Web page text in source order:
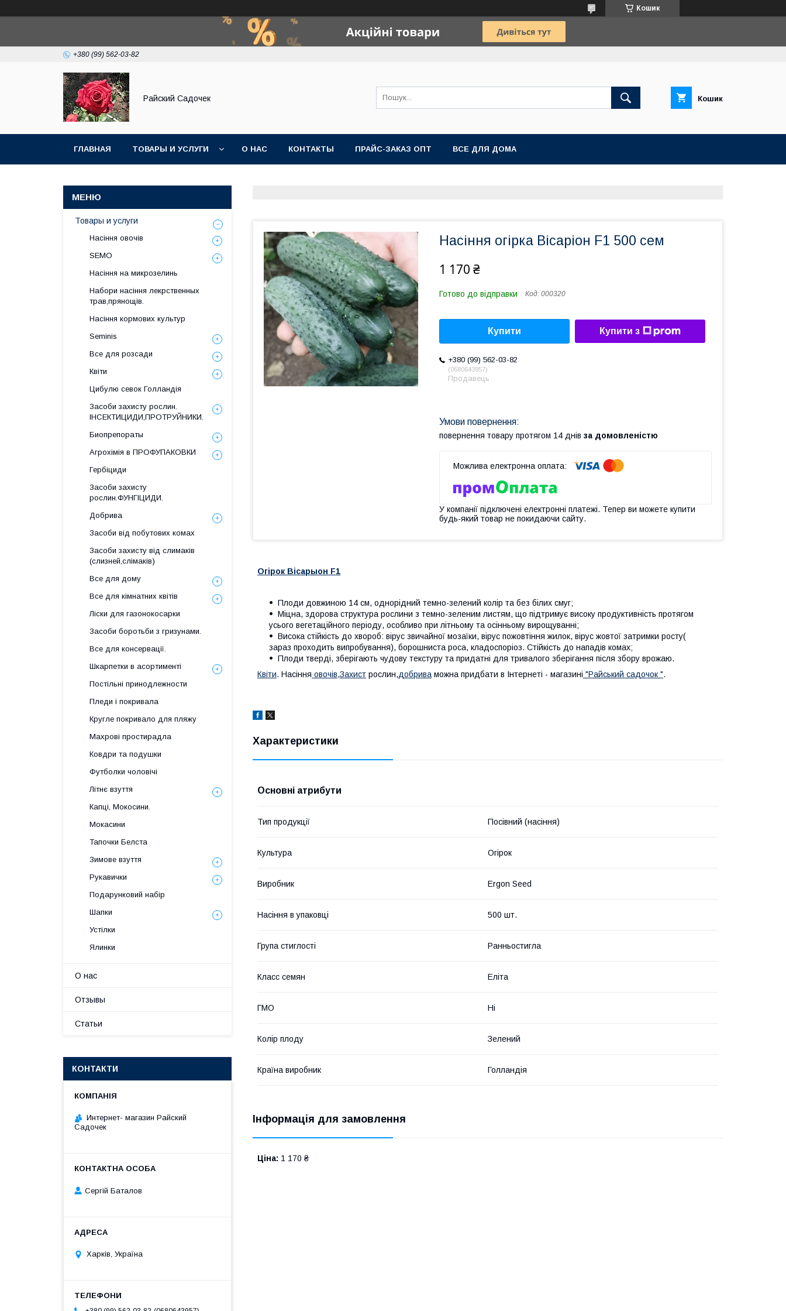
Кошик
+380 (99) 562-03-82
Райский Садочек Кошик
ГЛАВНАЯ ТОВАРЫ И УСЛУГИ О НАС КОНТАКТЫ ПРАЙС-ЗАКАЗ ОПТ ВСЕ ДЛЯ ДОМА
Насіння огірка Вісаріон F1 500 сем
1 170 ₴
Готово до відправки Код: 000320
Купити Купити з
+380 (99) 562-03-82
0680643957
Продавець
повернення товару протягом 14 днів за домовленістю
У компанії підключені електронні платежі. Тепер ви можете купити
будь-який товар не покидаючи сайту.
Огірок Вісарыон F1
Плоди довжиною 14 см, однорідний темно-зелений колір та без білих смуг;
Міцна, здорова структура рослини з темно-зеленим листям, що підтримує високу продуктивність протягом
усього вегетаційного періоду, особливо при літньому та осінньому вирощуванні;
Висока стійкість до хвороб: вірус звичайної мозаїки, вірус пожовтіння жилок, вірус жовтої затримки росту(
зараз проходить випробування), борошниста роса, кладоспоріоз. Стійкість до нападів комах;
Плоди тверді, зберігають чудову текстуру та придатні для тривалого зберігання після збору врожаю.
Квiти. Насiння овочiв,Захист рослин,добрива можна придбати в Інтернеті - магазині "Райський садочок ".
Характеристики
Основні атрибути
Тип продукції Посівний (насіння)
Культура Огірок
Виробник Ergon Seed
Насіння в упаковці 500 шт.
Група стиглості Ранньостигла
Класс семян Еліта
ГМО Ні
Колір плоду Зелений
Країна виробник Голландія
Інформація для замовлення
Ціна: 1 170 ₴
Товары и услуги
Насіння овочів
SEMO
Насіння на микрозелинь
Набори насіння лекрственных
трав,прянощів.
Насіння кормових культур
Seminis
Все для розсади
Квіти
Цибулю севок Голландія
Засоби захисту рослин.
ІНСЕКТИЦИДИ,ПРОТРУЙНИКИ.
Биопрепораты
Агрохімія в ПРОФУПАКОВКИ
Гербіциди
Засоби захисту
рослин.ФУНГІЦИДИ.
Добрива
Засоби від побутових комах
Засоби захисту від слимаків
(слизней,слімаків)
Все для дому
Все для кімнатних квітів
Ліски для газонокосарки
Засоби боротьби з гризунами.
Все для консервації.
Шкарпетки в асортименті
Постільні принодлежности
Пледи і покривала
Кругле покривало для пляжу
Махрові простирадла
Ковдри та подушки
Футболки чоловічі
Літнє взуття
Капці, Мокосини.
Мокасини
Тапочки Белста
Зимове взуття
Рукавички
Подарунковий набір
Шапки
Устілки
Ялинки
О нас
Отзывы
Статьи
КОНТАКТИ
Интернет- магазин Райский
Садочек
Сергій Баталов
Харків, Україна